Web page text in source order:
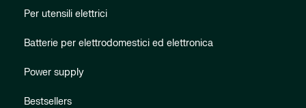
Per utensili elettrici
Batterie per elettrodomestici ed elettronica
Power supply
Bestsellers